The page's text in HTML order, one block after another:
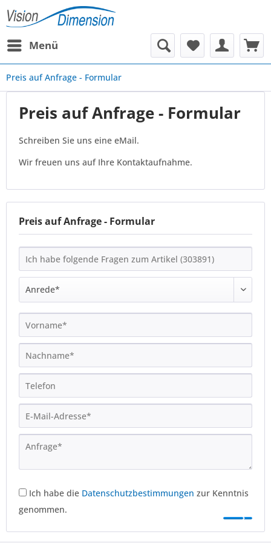
Menü
Preis auf Anfrage - Formular
Preis auf Anfrage - Formular
Schreiben Sie uns eine eMail.
Wir freuen uns auf Ihre Kontaktaufnahme.
Preis auf Anfrage - Formular
Ich habe die Datenschutzbestimmungen zur Kenntnis
genommen.